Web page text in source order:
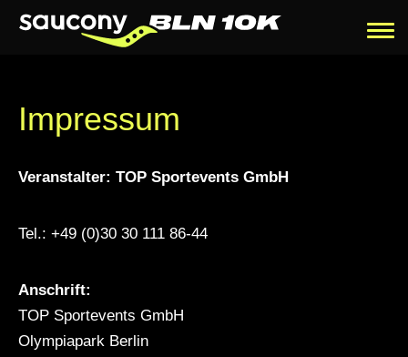
Impressum
Veranstalter: TOP Sportevents GmbH
Tel.: +49 (0)30 30 111 86-44
Anschrift:
TOP Sportevents GmbH
Olympiapark Berlin